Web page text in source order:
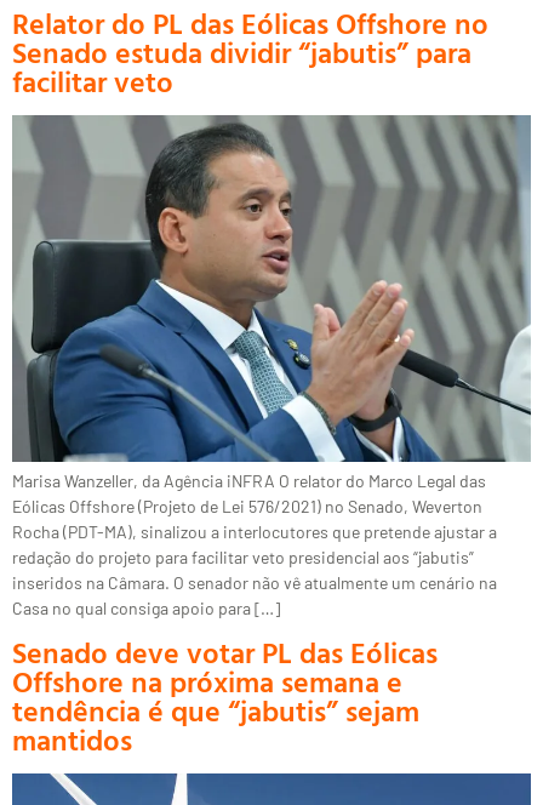
Relator do PL das Eólicas Offshore no
Senado estuda dividir “jabutis” para
facilitar veto
Marisa Wanzeller, da Agência iNFRA O relator do Marco Legal das
Eólicas Offshore (Projeto de Lei 576/2021) no Senado, Weverton
Rocha (PDT-MA), sinalizou a interlocutores que pretende ajustar a
redação do projeto para facilitar veto presidencial aos “jabutis”
inseridos na Câmara. O senador não vê atualmente um cenário na
Casa no qual consiga apoio para […]
Senado deve votar PL das Eólicas
Offshore na próxima semana e
tendência é que “jabutis” sejam
mantidos